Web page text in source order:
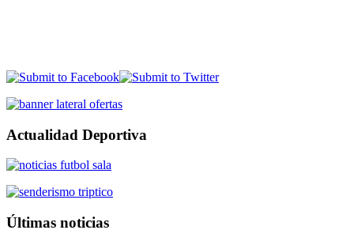
Actualidad Deportiva
Últimas noticias